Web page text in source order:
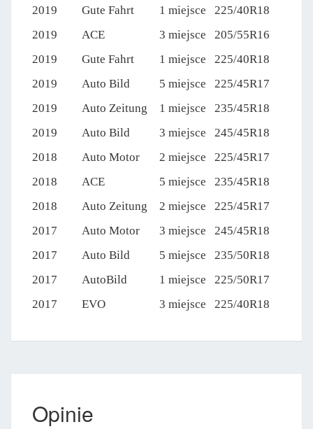
2019
Gute Fahrt 1 miejsce
225/40R18
2019
ACE 3 miejsce
205/55R16
2019
Gute Fahrt 1 miejsce
225/40R18
2019
Auto Bild 5 miejsce
225/45R17
2019
Auto Zeitung 1 miejsce
235/45R18
2019
Auto Bild 3 miejsce
245/45R18
2018
Auto Motor 2 miejsce
225/45R17
2018
ACE 5 miejsce
235/45R18
2018
Auto Zeitung 2 miejsce
225/45R17
2017
Auto Motor 3 miejsce
245/45R18
2017
Auto Bild 5 miejsce
235/50R18
2017
AutoBild 1 miejsce
225/50R17
2017
EVO 3 miejsce 225/40R18
Opinie